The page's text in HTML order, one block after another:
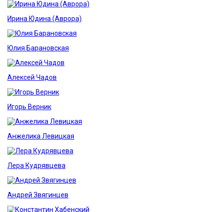
Ирина Юдина (Аврора)
Юлия Барановская
Алексей Чадов
Игорь Верник
Анжелика Левицкая
Лера Кудрявцева
Андрей Звягинцев